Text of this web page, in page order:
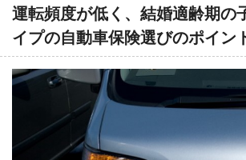
運転頻度が低く、結婚適齢期の
イプの自動車保険選びのポイン